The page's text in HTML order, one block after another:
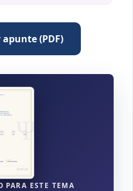
(PDF)
PARA ESTE TEMA